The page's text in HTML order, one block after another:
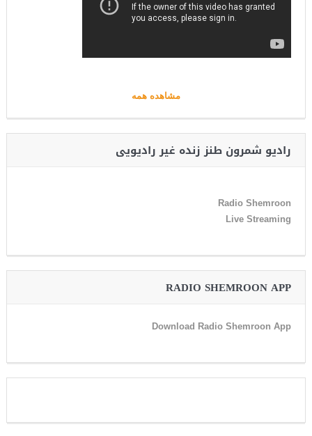
مشاهده همه
رادیو شمرون طنز زنده غیر رادیویی
Radio Shemroon
Live Streaming
RADIO SHEMROON APP
Download Radio Shemroon App